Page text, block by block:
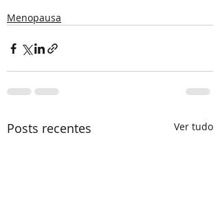
Menopausa
Posts recentes Ver tudo